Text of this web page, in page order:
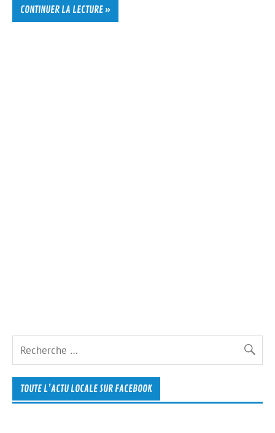
CONTINUER LA LECTURE »
TOUTE L’ACTU LOCALE SUR FACEBOOK